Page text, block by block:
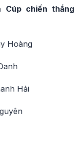
Cúp chiến thắng
Hoàng
Hải